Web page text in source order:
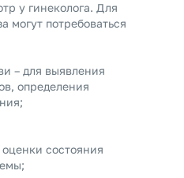
у гинеколога. Для
могут потребоваться
– для выявления
определения
состояния